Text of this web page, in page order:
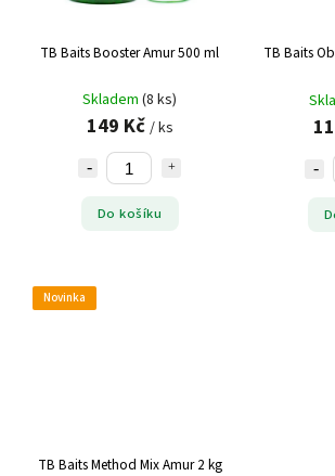
TB Baits Booster Amur 500 ml
Skladem (8 ks)
149 Kč / ks
Do košíku
TB Baits
Novinka
TB Baits Method Mix Amur 2 kg